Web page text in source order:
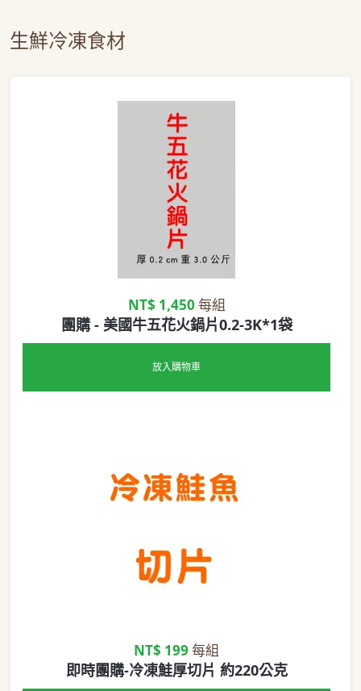
生鮮冷凍食材
NT$ 1,450 每組
團購 - 美國牛五花火鍋片0.2-3K*1袋
放入購物車
NT$ 199 每組
即時團購-冷凍鮭厚切片 約220公克